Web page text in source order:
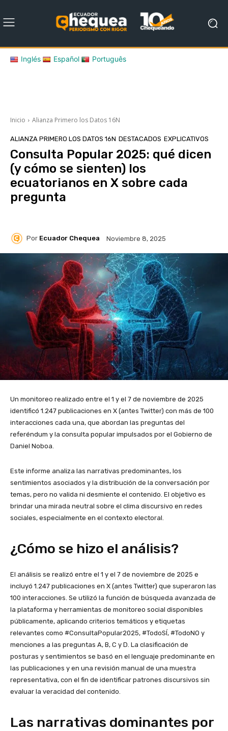
Inglés Español Português
Inicio Alianza Primero los Datos 16N
ALIANZA PRIMERO LOS DATOS 16N DESTACADOS EXPLICATIVOS
Consulta Popular 2025: qué dicen
(y cómo se sienten) los
ecuatorianos en X sobre cada
pregunta
Por Ecuador Chequea Noviembre 8, 2025
Un monitoreo realizado entre el 1 y el 7 de noviembre de 2025
identificó 1.247 publicaciones en X (antes Twitter) con más de 100
interacciones cada una, que abordan las preguntas del
referéndum y la consulta popular impulsados por el Gobierno de
Daniel Noboa.
Este informe analiza las narrativas predominantes, los
sentimientos asociados y la distribución de la conversación por
temas, pero no valida ni desmiente el contenido. El objetivo es
brindar una mirada neutral sobre el clima discursivo en redes
sociales, especialmente en el contexto electoral.
¿Cómo se hizo el análisis?
El análisis se realizó entre el 1 y el 7 de noviembre de 2025 e
incluyó 1.247 publicaciones en X (antes Twitter) que superaron las
100 interacciones. Se utilizó la función de búsqueda avanzada de
la plataforma y herramientas de monitoreo social disponibles
públicamente, aplicando criterios temáticos y etiquetas
relevantes como #ConsultaPopular2025, #TodoSÍ, #TodoNO y
menciones a las preguntas A, B, C y D. La clasificación de
posturas y sentimientos se basó en el lenguaje predominante en
las publicaciones y en una revisión manual de una muestra
representativa, con el fin de identificar patrones discursivos sin
evaluar la veracidad del contenido.
Las narrativas dominantes por